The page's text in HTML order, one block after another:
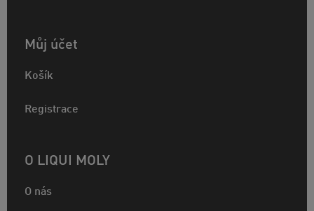
Můj účet
Košík
Registrace
O LIQUI MOLY
O nás